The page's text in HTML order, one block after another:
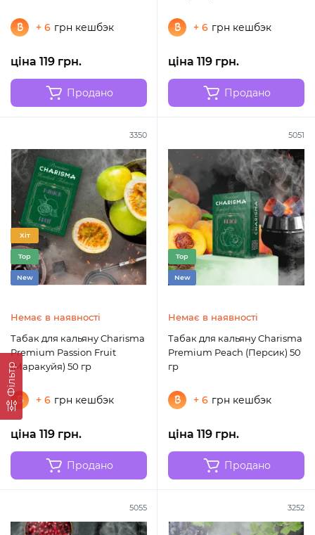
Фільтр
+ 6 грн кешбэк
ціна 119 грн.
Продано
+ 6 грн кешбэк
ціна 119 грн.
Продано
3350
Хіт
Top
New
Немає в наявності
Табак для кальяну Charisma
Premium Passion Fruit
(Маракуйя) 50 гр
+ 6 грн кешбэк
ціна 119 грн.
Продано
5051
Top
New
Немає в наявності
Табак для кальяну Charisma
Premium Peach (Персик) 50
гр
+ 6 грн кешбэк
ціна 119 грн.
Продано
5055 3252